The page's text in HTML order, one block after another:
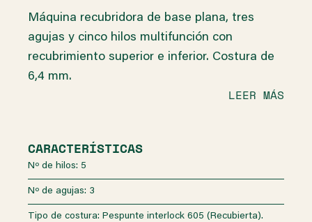
Máquina recubridora de base plana, tres
agujas y cinco hilos multifunción con
recubrimiento superior e inferior. Costura de
6,4 mm.
LEER MÁS
CARACTERÍSTICAS
Nº de hilos: 5
Nº de agujas: 3
Tipo de costura: Pespunte interlock 605 (Recubierta).